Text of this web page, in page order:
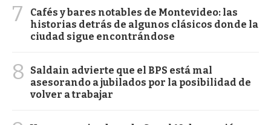
7
Cafés y bares notables de Montevideo: las
historias detrás de algunos clásicos donde la
ciudad sigue encontrándose
8
Saldain advierte que el BPS está mal
asesorando a jubilados por la posibilidad de
volver a trabajar